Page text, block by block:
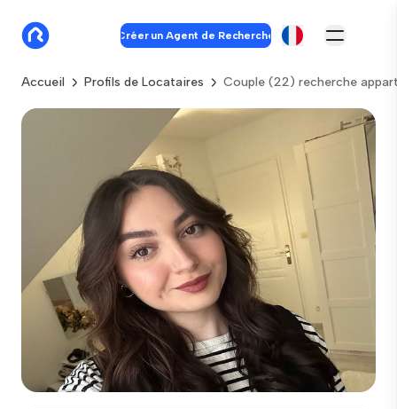
Créer un Agent de Recherche
Accueil Profils de Locataires Couple (22) recherche